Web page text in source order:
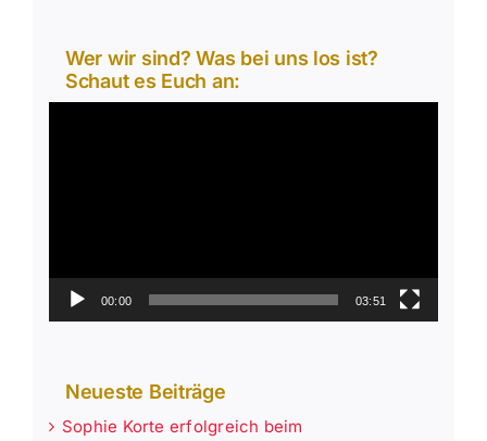
Wer wir sind? Was bei uns los ist?
Schaut es Euch an:
00:00 03:51
Neueste Beiträge
Sophie Korte erfolgreich beim